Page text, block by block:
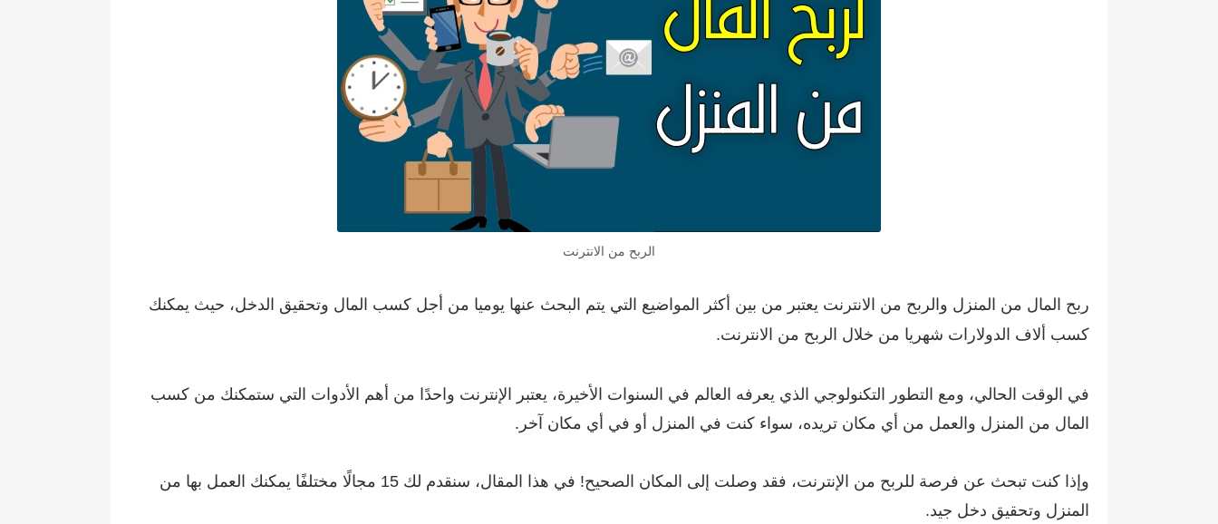
الربح من الانترنت
ربح المال من المنزل والربح من الانترنت يعتبر من بين أكثر المواضيع التي يتم البحث عنها يوميا من أجل كسب المال وتحقيق الدخل، حيث يمكنك
كسب ألاف الدولارات شهريا من خلال الربح من الانترنت.
في الوقت الحالي، ومع التطور التكنولوجي الذي يعرفه العالم في السنوات الأخيرة، يعتبر الإنترنت واحدًا من أهم الأدوات التي ستمكنك من كسب
المال من المنزل والعمل من أي مكان تريده، سواء كنت في المنزل أو في أي مكان آخر.
وإذا كنت تبحث عن فرصة للربح من الإنترنت، فقد وصلت إلى المكان الصحيح! في هذا المقال، سنقدم لك 15 مجالًا مختلفًا يمكنك العمل بها من
المنزل وتحقيق دخل جيد.